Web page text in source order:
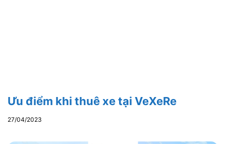
Ưu điểm khi thuê xe tại VeXeRe
27/04/2023